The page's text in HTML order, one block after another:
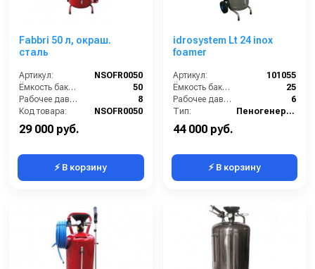
Fabbri 50 л, окраш.
сталь
Артикул:
NSOFR0050
Ёмкость бака (л):
50
Рабочее давление (бар):
8
Код товара:
NSOFR0050
29 000 руб.
⚡ В корзину
idrosystem Lt 24 inox
foamer
Артикул:
101055
Ёмкость бака (л):
25
Рабочее давление (бар):
6
Тип:
Пеногенератор
44 000 руб.
⚡ В корзину